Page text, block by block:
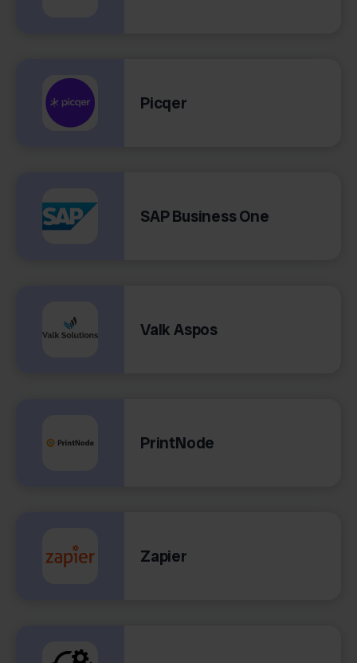
Picqer
SAP Business One
Valk Aspos
PrintNode
Zapier